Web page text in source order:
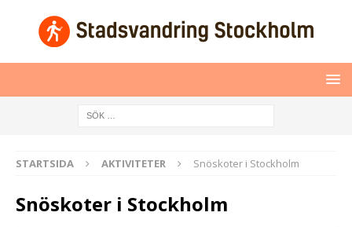
STARTSIDA AKTIVITETER Snöskoter i Stockholm
Snöskoter i Stockholm